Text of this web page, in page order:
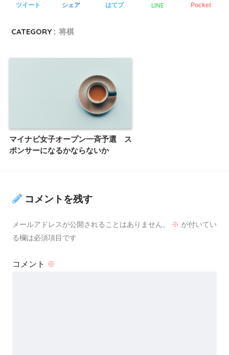
ツイート シェア はてブ LINE Pocket
CATEGORY : 将棋
マイナビ女子オープン一斉予選 ス
ポンサーになるかならないか
コメントを残す
メールアドレスが公開されることはありません。 ※ が付いてい
る欄は必須項目です
コメント ※